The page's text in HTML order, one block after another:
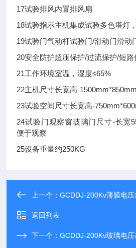
17试验排风内置排风扇
18试验指示主机集成试验多色塔灯
19试验门气动杆试验门/滑动门滑动
20安全防护超压保护/过流保护/短
21工作环境室温，湿度≤65%
22主机尺寸长宽高-
23试验空间尺寸长宽高-
24试验门观察窗玻璃门尺寸-长宽
便于观察
25设备重量约250KG
上一个：GCDDJ-200Kv薄膜电
返回列表
下一个：GCDDJ-200Kv玻璃电